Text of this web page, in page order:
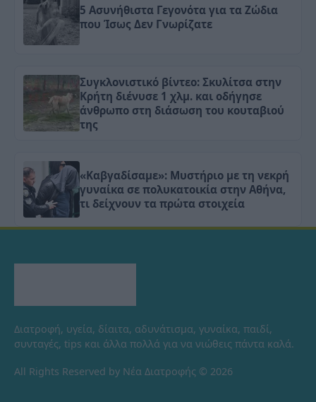
5 Ασυνήθιστα Γεγονότα για τα Ζώδια
που Ίσως Δεν Γνωρίζατε
Συγκλονιστικό βίντεο: Σκυλίτσα στην
Κρήτη διένυσε 1 χλμ. και οδήγησε
άνθρωπο στη διάσωση του κουταβιού
της
«Καβγαδίσαμε»: Μυστήριο με τη νεκρή
γυναίκα σε πολυκατοικία στην Αθήνα,
τι δείχνουν τα πρώτα στοιχεία
Διατροφή, υγεία, δίαιτα, αδυνάτισμα, γυναίκα, παιδί,
συνταγές, tips και άλλα πολλά για να νιώθεις πάντα καλά.
All Rights Reserved by Νέα Διατροφής © 2026